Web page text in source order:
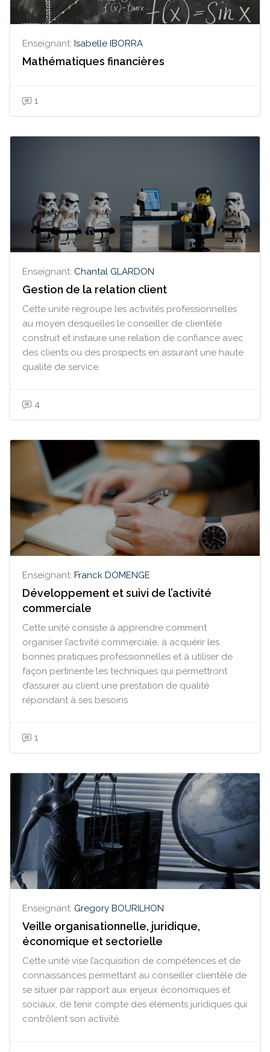
Enseignant: Isabelle IBORRA
Mathématiques financières
1
Enseignant: Chantal GLARDON
Gestion de la relation client
Cette unité regroupe les activités professionnelles
au moyen desquelles le conseiller de clientèle
construit et instaure une relation de confiance avec
des clients ou des prospects en assurant une haute
qualité de service.
4
Enseignant: Franck DOMENGE
Développement et suivi de l’activité
commerciale
Cette unité consiste à apprendre comment
organiser l’activité commerciale, à acquérir les
bonnes pratiques professionnelles et à utiliser de
façon pertinente les techniques qui permettront
d’assurer au client une prestation de qualité
répondant à ses besoins
1
Enseignant: Gregory BOURILHON
Veille organisationnelle, juridique,
économique et sectorielle
Cette unité vise l’acquisition de compétences et de
connaissances permettant au conseiller clientèle de
se situer par rapport aux enjeux économiques et
sociaux, de tenir compte des éléments juridiques qui
contrôlent son activité.